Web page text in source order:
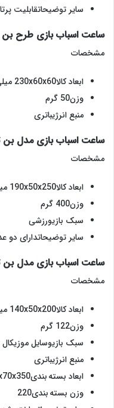
سایر توضیحاتقابلیت پرتاب
ساعت اسباب بازی طرح
مشخصات
ابعاد کالا230x60x60 میلی متر
وزن50 گرم
منبع انرژیباتری
ساعت اسباب بازی مدل
مشخصات
ابعاد کالا190x50x250 میلی متر
وزن400 گرم
سبک بازیورزشی
سایر توضیحاتدارای
ساعت اسباب بازی مدل بن تن
مشخصات
ابعاد کالا140x50x200 میلی متر
وزن122 گرم
سبک بازیوسایل موزیکال
منبع انرژیباتری
ابعاد بسته بندی260x70x350
وزن بسته بندی220